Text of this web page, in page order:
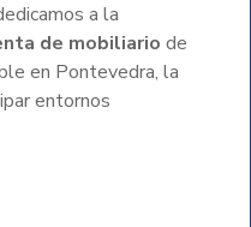
a la
de mobiliario de
en Pontevedra, la
entornos
su extrema
y facilidad de